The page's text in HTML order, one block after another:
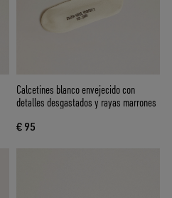
Calcetines blanco envejecido con
detalles desgastados y rayas marrones
€ 95